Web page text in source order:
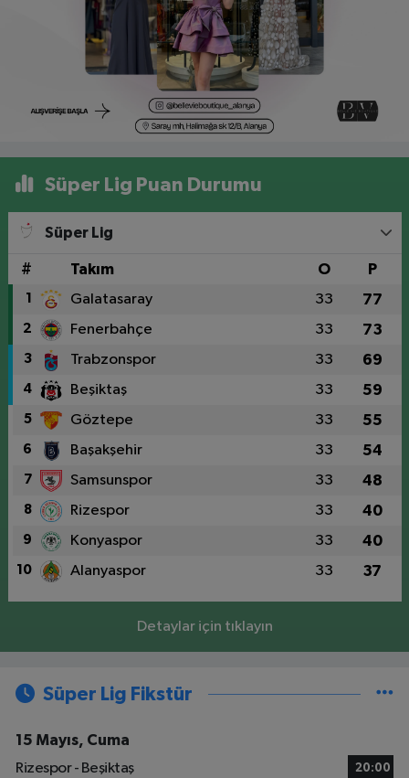
Süper Lig Puan Durumu
Süper Lig
# Takım O P
1 Galatasaray 33 77
2 Fenerbahçe 33 73
3 Trabzonspor 33 69
4 Beşiktaş 33 59
5 Göztepe 33 55
6 Başakşehir 33 54
7 Samsunspor 33 48
8 Rizespor 33 40
9 Konyaspor 33 40
10 Alanyaspor 33 37
Detaylar için tıklayın
Süper Lig Fikstür
15 Mayıs, Cuma
Rizespor - Beşiktaş
20:00